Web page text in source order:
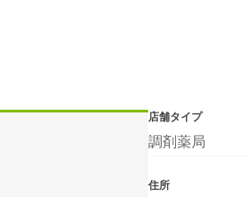
店舗タイプ
調剤薬局
住所